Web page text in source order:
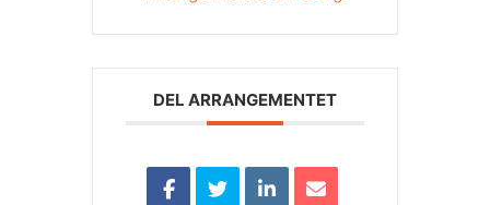
DEL ARRANGEMENTET